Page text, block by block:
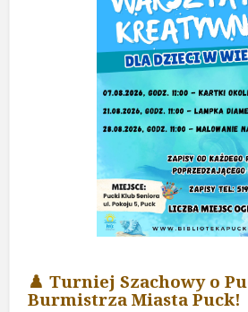
♟️ Turniej Szachowy o
Burmistrza Miasta Puck!